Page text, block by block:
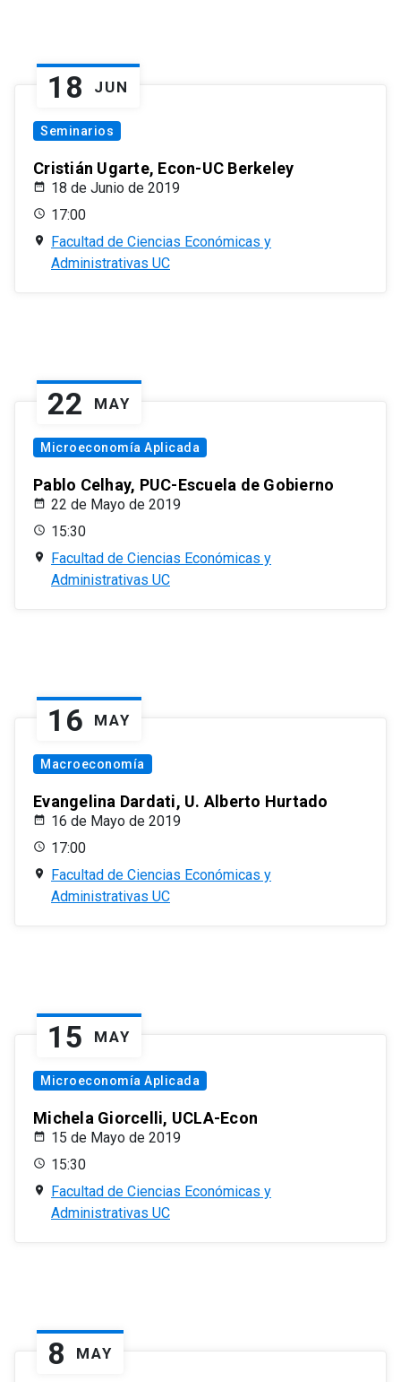
18 JUN
Seminarios
Cristián Ugarte, Econ-UC Berkeley
18 de Junio de 2019
17:00
Facultad de Ciencias Económicas y
Administrativas UC
22 MAY
Microeconomía Aplicada
Pablo Celhay, PUC-Escuela de Gobierno
22 de Mayo de 2019
15:30
Facultad de Ciencias Económicas y
Administrativas UC
16 MAY
Macroeconomía
Evangelina Dardati, U. Alberto Hurtado
16 de Mayo de 2019
17:00
Facultad de Ciencias Económicas y
Administrativas UC
15 MAY
Microeconomía Aplicada
Michela Giorcelli, UCLA-Econ
15 de Mayo de 2019
15:30
Facultad de Ciencias Económicas y
Administrativas UC
8 MAY